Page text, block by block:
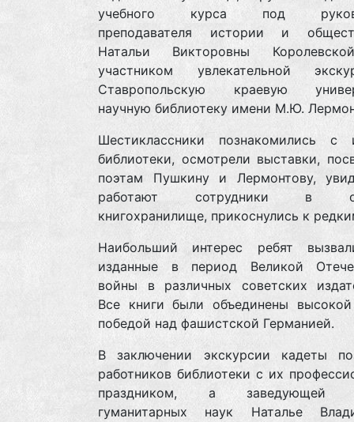
учебного курса под
преподавателя истории и
Натальи Викторовны
участником увлекательной
Ставропольскую краевую
научную библиотеку имени М.Ю.
Шестиклассники познакомились с
библиотеки, осмотрели выставки,
поэтам Пушкину и Лермонтову,
работают сотрудники в
книгохранилище, прикоснулись к
Наибольший интерес ребят
изданные в период Великой
войны в различных советских
Все книги были объединены
победой над фашистской Германией.
В заключении экскурсии кадеты
работников библиотеки с их
праздником, а заведующей
гуманитарных наук Наталье